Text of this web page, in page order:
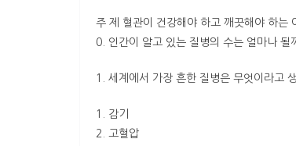
주 제 혈관이 건강해야 하고 깨끗해야 하는
0. 인간이 알고 있는 질병의 수는 얼마나
1. 세계에서 가장 흔한 질병은 무엇이라고
1. 감기
2. 고혈압